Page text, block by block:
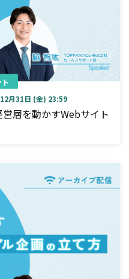
月31日 (金) 23:59
層を動かすWebサイト